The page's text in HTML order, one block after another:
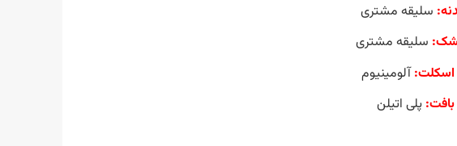
سلیقه مشتری
سلیقه مشتری
آلومینیوم
پلی اتیلن